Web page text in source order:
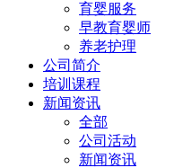
育婴服务
早教育婴师
养老护理
公司简介
培训课程
新闻资讯
全部
公司活动
新闻资讯